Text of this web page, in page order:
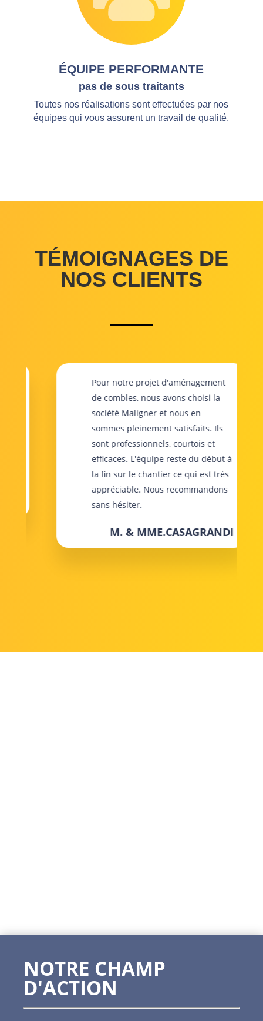
ÉQUIPE PERFORMANTE
pas de sous traitants
Toutes nos réalisations sont effectuées par nos
équipes qui vous assurent un travail de qualité.
TÉMOIGNAGES DE
NOS CLIENTS
Pour notre projet d'aménagement
de combles, nous avons choisi la
société Maligner et nous en
sommes pleinement satisfaits. Ils
sont professionnels, courtois et
efficaces. L'équipe reste du début à
la fin sur le chantier ce qui est très
appréciable. Nous recommandons
sans hésiter.
M. & MME.CASAGRANDI
NOTRE CHAMP
D'ACTION